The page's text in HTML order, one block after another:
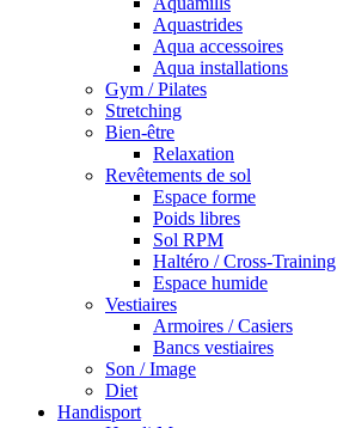
Aquastrides
Aqua accessoires
Aqua installations
Gym / Pilates
Stretching
Bien-être
Relaxation
Revêtements de sol
Espace forme
Poids libres
Sol RPM
Haltéro / Cross-Training
Espace humide
Vestiaires
Armoires / Casiers
Bancs vestiaires
Son / Image
Diet
Handisport